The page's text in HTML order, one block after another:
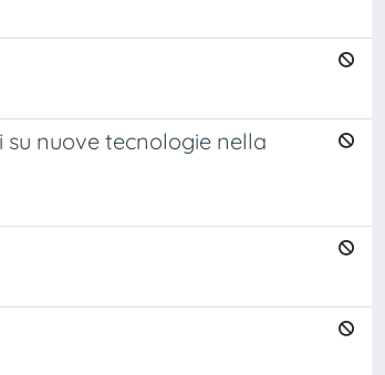
nuove tecnologie nella